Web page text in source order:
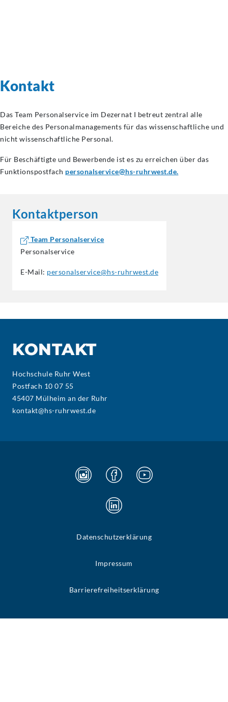
Kontakt
Das Team Personalservice im Dezernat I betreut zentral alle
Bereiche des Personalmanagements für das wissenschaftliche und
nicht wissenschaftliche Personal.
Für Beschäftigte und Bewerbende ist es zu erreichen über das
Funktionspostfach personalservice@hs-ruhrwest.de.
Kontaktperson
Team Personalservice
Personalservice
E-Mail: personalservice@hs-ruhrwest.de
KONTAKT
Hochschule Ruhr West
Postfach 10 07 55
45407 Mülheim an der Ruhr
kontakt@hs-ruhrwest.de
Datenschutzerklärung
Impressum
Barrierefreiheitserklärung